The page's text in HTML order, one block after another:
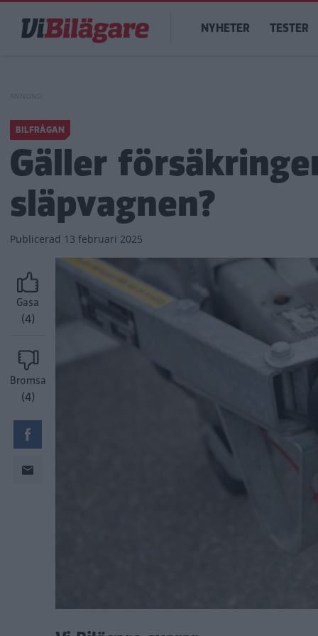
huvudinnehåll
Main
navigation
NYHETER TESTER
BILFRÅGAN
Gäller
släpvagnen?
Publicerad 13 februari 2025
Gasa
(4)
Bromsa
(4)